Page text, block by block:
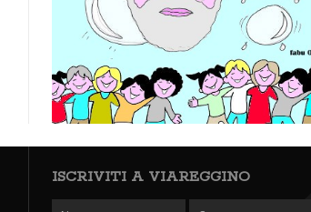
ISCRIVITI A VIAREGGINO